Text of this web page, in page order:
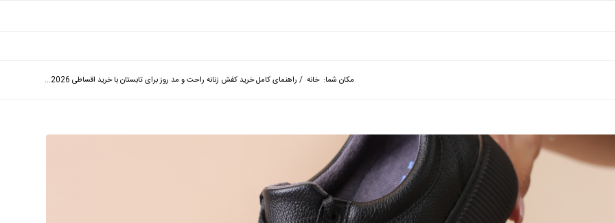
مکان شما: خانه / راهنمای کامل خرید کفش زنانه راحت و مد روز برای تابستان با خرید اقساطی 2026...